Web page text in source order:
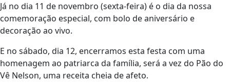
Já no dia 11 de novembro (sexta-feira) é o dia da nossa
comemoração especial, com bolo de aniversário e
decoração ao vivo.
E no sábado, dia 12, encerramos esta festa com uma
homenagem ao patriarca da família, será a vez do Pão do
Vê Nelson, uma receita cheia de afeto.